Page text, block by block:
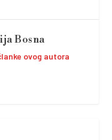
Bosna
ovog autora